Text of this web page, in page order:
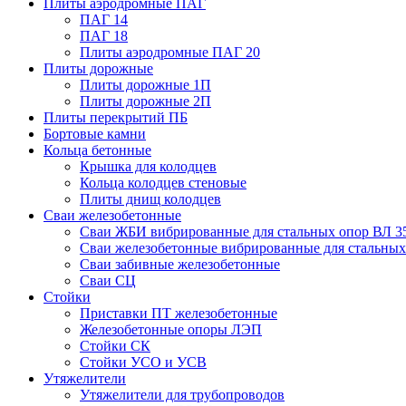
Плиты аэродромные ПАГ
ПАГ 14
ПАГ 18
Плиты аэродромные ПАГ 20
Плиты дорожные
Плиты дорожные 1П
Плиты дорожные 2П
Плиты перекрытий ПБ
Бортовые камни
Кольца бетонные
Крышка для колодцев
Кольца колодцев стеновые
Плиты днищ колодцев
Сваи железобетонные
Сваи ЖБИ вибрированные для стальных опор ВЛ
Сваи железобетонные вибрированные для
Сваи забивные железобетонные
Сваи СЦ
Стойки
Приставки ПТ железобетонные
Железобетонные опоры ЛЭП
Стойки СК
Стойки УСО и УСВ
Утяжелители
Утяжелители для трубопроводов